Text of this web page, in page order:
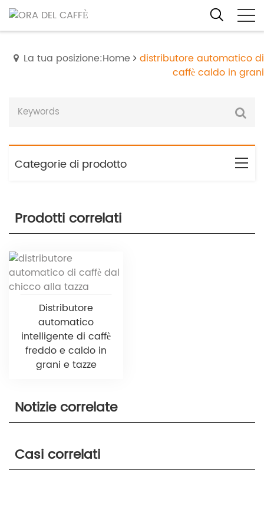
La tua posizione:Home
distributore automatico di
caffè caldo in grani
Categorie di prodotto
Prodotti correlati
Distributore
automatico
intelligente di caffè
freddo e caldo in
grani e tazze
Notizie correlate
Casi correlati